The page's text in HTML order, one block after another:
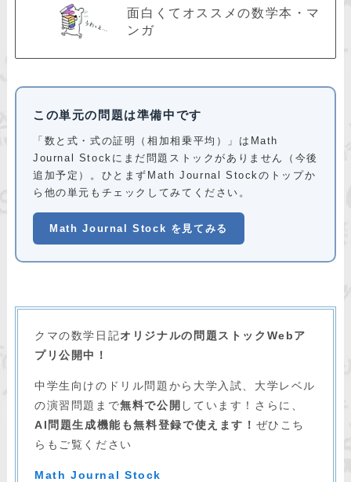
面白くてオススメの数学本・マ
ンガ
この単元の問題は準備中です
「数と式・式の証明（相加相乗平均）」はMath
Journal Stockにまだ問題ストックがありません（今後
追加予定）。ひとまずMath Journal Stockのトップか
ら他の単元もチェックしてみてください。
Math Journal Stock を見てみる
クマの数学日記オリジナルの問題ストックWebア
プリ公開中！
中学生向けのドリル問題から大学入試、大学レベル
の演習問題まで無料で公開 しています！さらに、
AI問題生成機能も無料登録で使えます！ ぜひこち
らもご覧ください
Math Journal Stock